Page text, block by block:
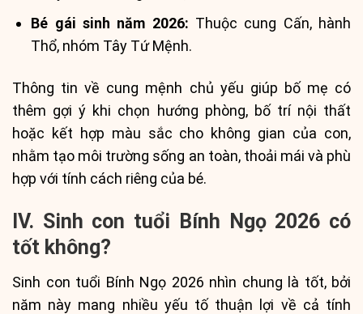
Bé gái sinh năm 2026: Thuộc cung Cấn, hành
Thổ, nhóm Tây Tứ Mệnh.
Thông tin về cung mệnh chủ yếu giúp bố mẹ có
thêm gợi ý khi chọn hướng phòng, bố trí nội thất
hoặc kết hợp màu sắc cho không gian của con,
nhằm tạo môi trường sống an toàn, thoải mái và phù
hợp với tính cách riêng của bé.
IV. Sinh con tuổi Bính Ngọ 2026 có
tốt không?
Sinh con tuổi Bính Ngọ 2026 nhìn chung là tốt, bởi
năm này mang nhiều yếu tố thuận lợi về cả tính